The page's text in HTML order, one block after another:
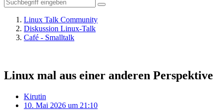
Linux Talk Community
Diskussion Linux-Talk
Café - Smalltalk
Linux mal aus einer anderen Perspektive
Kirutin
10. Mai 2026 um 21:10